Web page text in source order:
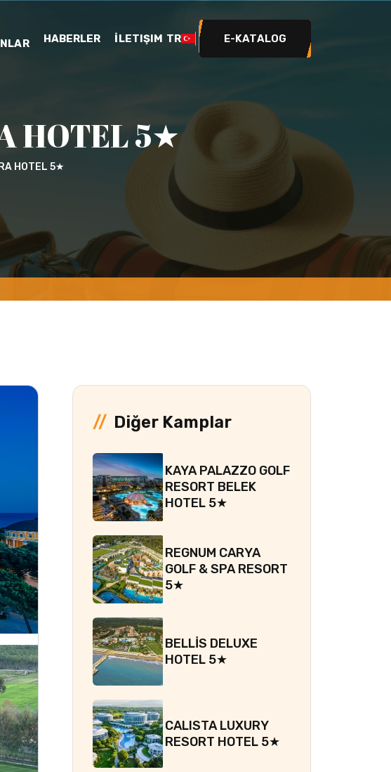
HABERLER İLETIŞIM TR E-KATALOG
HOTEL 5★
HOTEL 5★
Diğer Kamplar
KAYA PALAZZO GOLF
RESORT BELEK
HOTEL 5★
REGNUM CARYA
GOLF & SPA RESORT
5★
BELLİS DELUXE
HOTEL 5★
CALISTA LUXURY
RESORT HOTEL 5★